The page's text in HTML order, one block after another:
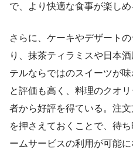
で、より快適な食事が楽しめ
さらに、ケーキやデザート
り、抹茶ティラミスや日本
テルならではのスイーツが
と評価も高く、料理のクオ
者から好評を得ている。注
を押さえておくことで、待
ームサービスの利用が可能に